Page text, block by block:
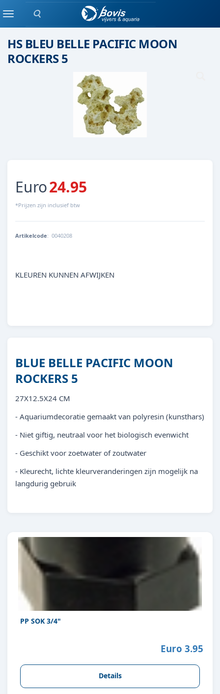
Zoeken
MenuKeramiek/ kunststof
HS BLEU BELLE PACIFIC MOON
ROCKERS 5
Euro24.95
*Prijzen zijn inclusief btw
Artikelcode: 0040208
KLEUREN KUNNEN AFWIJKEN
BLUE BELLE PACIFIC MOON
ROCKERS 5
27X12.5X24 CM
- Aquariumdecoratie gemaakt van polyresin (kunsthars)
- Niet giftig, neutraal voor het biologisch evenwicht
- Geschikt voor zoetwater of zoutwater
- Kleurecht, lichte kleurveranderingen zijn mogelijk na
langdurig gebruik
PP SOK 3/4"
Euro 3.95
Details